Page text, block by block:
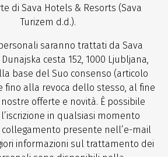
di Sava Hotels & Resorts (Sava
Turizem d.d.).
saranno trattati da Sava
cesta 152, 1000 Ljubljana,
base del Suo consenso (articolo
e fino alla revoca dello stesso, al fine
offerte e novità. È possibile
in qualsiasi momento
presente nell’e-mail
informazioni sul trattamento dei